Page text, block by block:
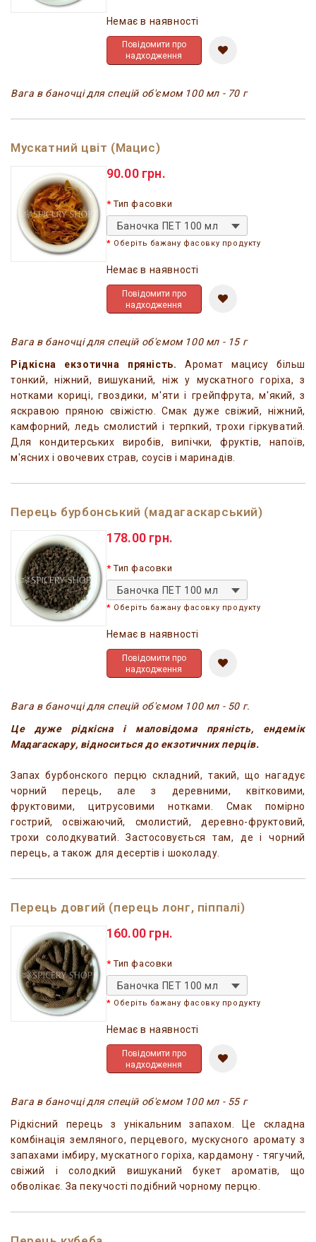
Немає в наявності
Повідомити про
надходження
Вага в баночці для спецій об'ємом 100 мл - 70 г
Мускатний цвіт (Мацис)
90.00 грн.
Тип фасовки
Баночка ПЕТ 100 мл
Оберіть бажану фасовку продукту
Немає в наявності
Повідомити про
надходження
Вага в баночці для спецій об'ємом 100 мл - 15 г
Рідкісна екзотична пряність. Аромат мацису більш
тонкий, ніжний, вишуканий, ніж у мускатного горіха, з
нотками кориці, гвоздики, м'яти і грейпфрута, м'який, з
яскравою пряною свіжістю. Смак дуже свіжий, ніжний,
камфорний, ледь смолистий і терпкий, трохи гіркуватий.
Для кондитерських виробів, випічки, фруктів, напоїв,
м'ясних і овочевих страв, соусів і маринадів.
Перець бурбонський (мадагаскарський)
178.00 грн.
Тип фасовки
Баночка ПЕТ 100 мл
Оберіть бажану фасовку продукту
Немає в наявності
Повідомити про
надходження
Вага в баночці для спецій об'ємом 100 мл - 50 г.
Це дуже рідкісна і маловідома пряність, ендемік
Мадагаскару, відноситься до екзотичних перців.
Запах бурбонского перцю складний, такий, що нагадує
чорний перець, але з деревними, квітковими,
фруктовими, цитрусовими нотками. Смак помірно
гострий, освіжаючий, смолистий, деревно-фруктовий,
трохи солодкуватий. Застосовується там, де і чорний
перець, а також для десертів і шоколаду.
Перець довгий (перець лонг, піппалі)
160.00 грн.
Тип фасовки
Баночка ПЕТ 100 мл
Оберіть бажану фасовку продукту
Немає в наявності
Повідомити про
надходження
Вага в баночці для спецій об'ємом 100 мл - 55 г
Рідкісний перець з унікальним запахом. Це складна
комбінація земляного, перцевого, мускусного аромату з
запахами імбиру, мускатного горіха, кардамону - тягучий,
свіжий і солодкий вишуканий букет ароматів, що
обволікає. За пекучості подібний чорному перцю.